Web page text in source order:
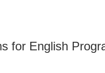
for English